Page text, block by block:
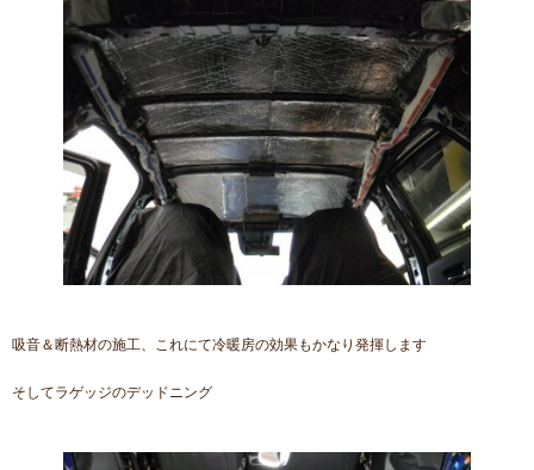
吸音＆断熱材の施工、これにて冷暖房の効果もかなり発揮します
そしてラゲッジのデッドニング